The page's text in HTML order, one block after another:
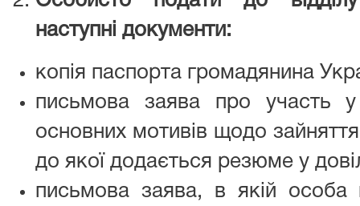
наступні документи:
копія паспорта громадянина
письмова заява про участь у
основних мотивів щодо
до якої додається резюме у
письмова заява, в якій